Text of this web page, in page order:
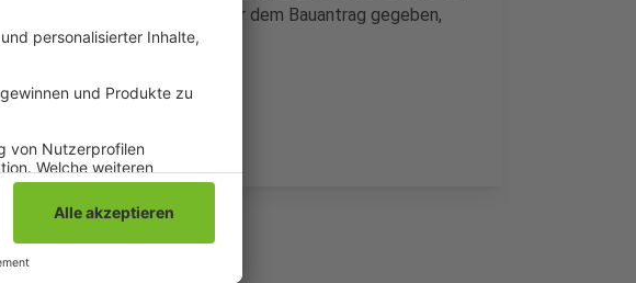
Projekt hatte es schon vor dem Bauantrag gegeben,